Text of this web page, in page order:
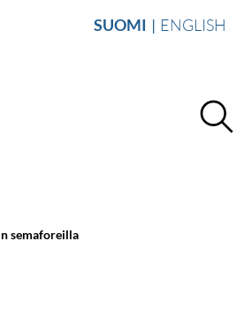
SUOMI ENGLISH
semaforeilla